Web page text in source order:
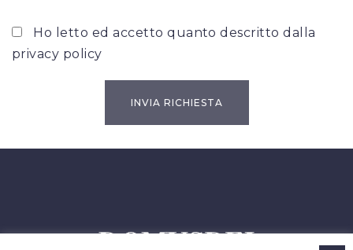
Ho letto ed accetto quanto descritto dalla
privacy policy